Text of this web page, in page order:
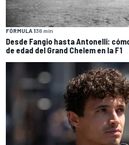
FÓRMULA 136 min
Desde Fangio hasta Antonelli:
de edad del Grand Chelem en la F1